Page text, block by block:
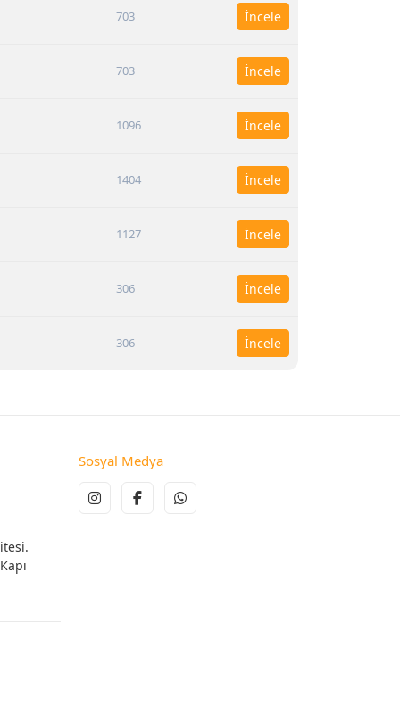
703 İncele
703 İncele
1096 İncele
1404 İncele
1127 İncele
306 İncele
306 İncele
Sosyal Medya